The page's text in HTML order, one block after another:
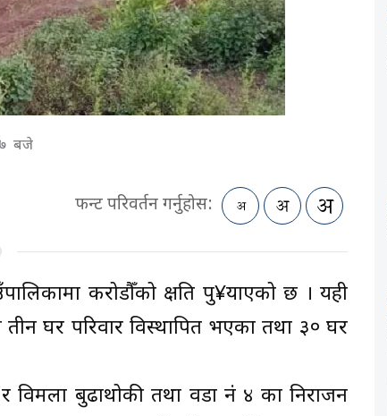
बजे
फन्ट परिवर्तन गर्नुहोस:
करोडौँको क्षति पु¥याएको छ । यही
घर परिवार विस्थापित भएका तथा ३० घर
विमला बुढाथोकी तथा वडा नं ४ का निराजन